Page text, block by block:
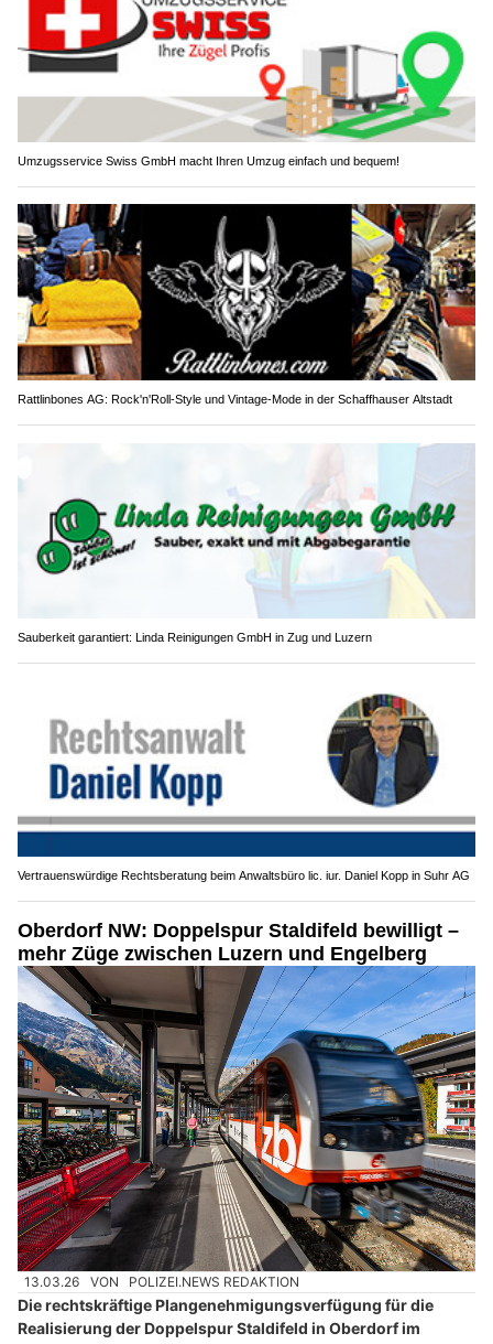
Umzugsservice Swiss GmbH macht Ihren Umzug einfach und bequem!
Rattlinbones AG: Rock'n'Roll-Style und Vintage-Mode in der Schaffhauser Altstadt
Sauberkeit garantiert: Linda Reinigungen GmbH in Zug und Luzern
Vertrauenswürdige Rechtsberatung beim Anwaltsbüro lic. iur. Daniel Kopp in Suhr AG
Oberdorf NW: Doppelspur Staldifeld bewilligt –
mehr Züge zwischen Luzern und Engelberg
13.03.26 VON POLIZEI.NEWS REDAKTION
Die rechtskräftige Plangenehmigungsverfügung für die
Realisierung der Doppelspur Staldifeld in Oberdorf im